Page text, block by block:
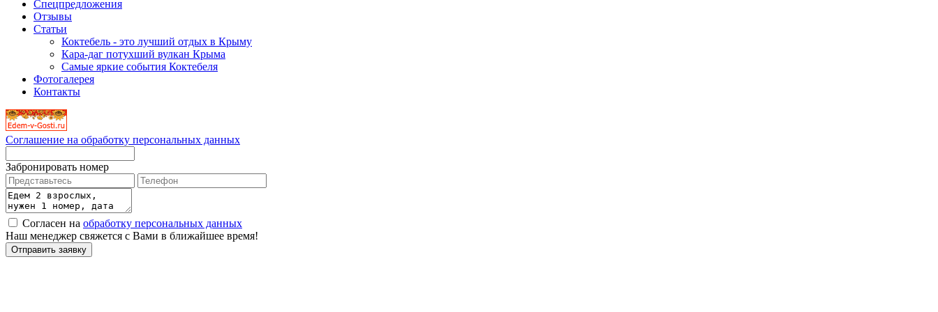
Спецпредложения
Отзывы
Статьи
Коктебель - это лучший отдых в Крыму
Кара-даг потухший вулкан Крыма
Самые яркие события Коктебеля
Фотогалерея
Контакты
Соглашение на обработку персональных данных
Забронировать номер
Согласен на обработку персональных данных
Наш менеджер свяжется с Вами в ближайшее время!